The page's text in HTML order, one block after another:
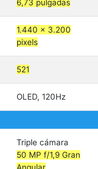
6,73 pulgadas
1.440 x 3.200
pixels
521
OLED, 120Hz
Triple cámara
50 MP f/1,9 Gran